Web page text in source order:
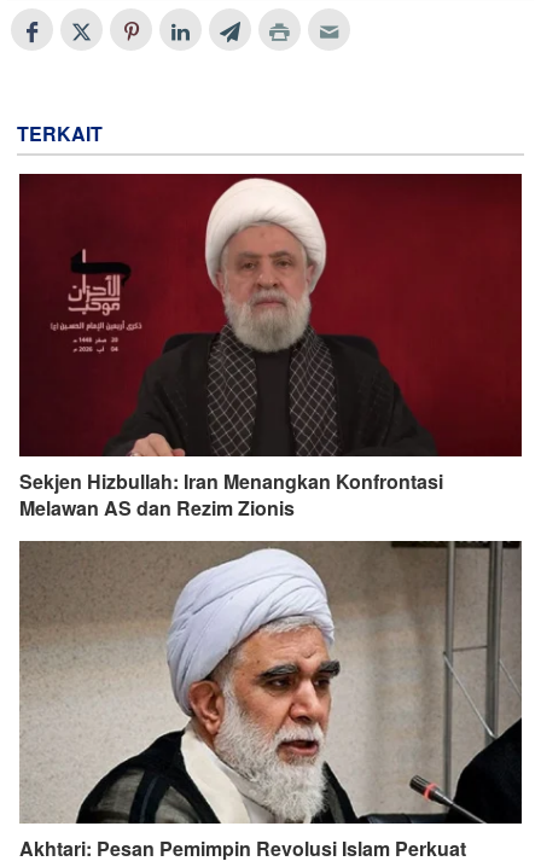
TERKAIT
Sekjen Hizbullah: Iran Menangkan Konfrontasi
Melawan AS dan Rezim Zionis
Akhtari: Pesan Pemimpin Revolusi Islam Perkuat